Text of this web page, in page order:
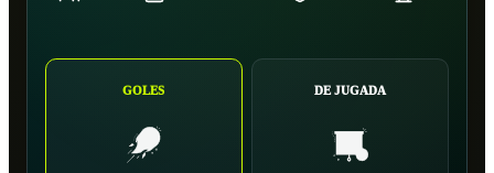
GOLES DE JUGADA